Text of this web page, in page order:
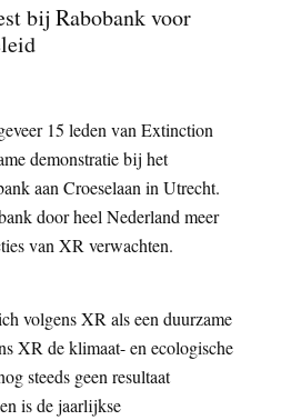
bij Rabobank voor
15 leden van Extinction
demonstratie bij het
aan Croeselaan in Utrecht.
door heel Nederland meer
van XR verwachten.
volgens XR als een duurzame
XR de klimaat- en ecologische
steeds geen resultaat
is de jaarlijkse